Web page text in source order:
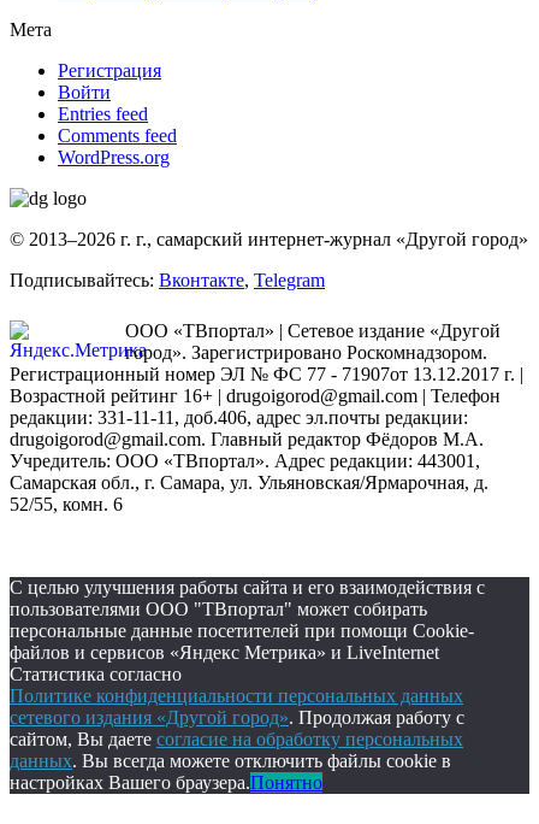
Мета
Регистрация
Войти
Entries feed
Comments feed
WordPress.org
© 2013–2026 г. г., самарский интернет-журнал «Другой город»
Подписывайтесь: Вконтакте, Telegram
ООО «ТВпортал» | Сетевое издание «Другой
город». Зарегистрировано Роскомнадзором.
Регистрационный номер ЭЛ № ФС 77 - 71907от 13.12.2017 г. |
Возрастной рейтинг 16+ | drugoigorod@gmail.com | Телефон
редакции: 331-11-11, доб.406, адрес эл.почты редакции:
drugoigorod@gmail.com. Главный редактор Фёдоров М.А.
Учредитель: ООО «ТВпортал». Адрес редакции: 443001,
Самарская обл., г. Самара, ул. Ульяновская/Ярмарочная, д.
52/55, комн. 6
С целью улучшения работы сайта и его взаимодействия с
пользователями ООО "ТВпортал" может собирать
персональные данные посетителей при помощи Cookie-
файлов и сервисов «Яндекс Метрика» и LiveInternet
Статистика согласно
Политике конфиденциальности персональных данных
сетевого издания «Другой город». Продолжая работу с
сайтом, Вы даете согласие на обработку персональных
данных. Вы всегда можете отключить файлы cookie в
настройках Вашего браузера.Понятно